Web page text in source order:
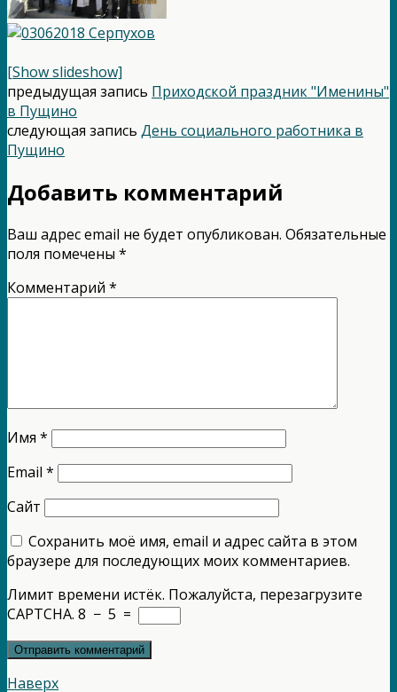
[Show slideshow]
предыдущая запись Приходской праздник "Именины"
в Пущино
следующая запись День социального работника в
Пущино
Добавить комментарий
Ваш адрес email не будет опубликован. Обязательные
поля помечены *
Комментарий *
Имя *
Email *
Сайт
Сохранить моё имя, email и адрес сайта в этом
браузере для последующих моих комментариев.
Лимит времени истёк. Пожалуйста, перезагрузите
CAPTCHA. 8 − 5 =
Наверх